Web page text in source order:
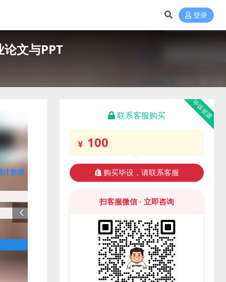
登录
文与PPT
毕设资源
联系客服购买
100
购买毕设，请联系客服
扫客服微信 · 立即咨询